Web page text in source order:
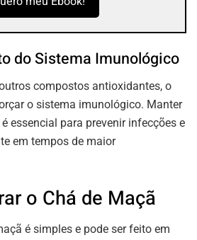
do Sistema Imunológico
compostos antioxidantes, o
o sistema imunológico. Manter
essencial para prevenir infecções e
em tempos de maior
o Chá de Maçã
é simples e pode ser feito em